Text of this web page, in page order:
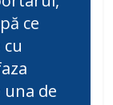
ce
una de